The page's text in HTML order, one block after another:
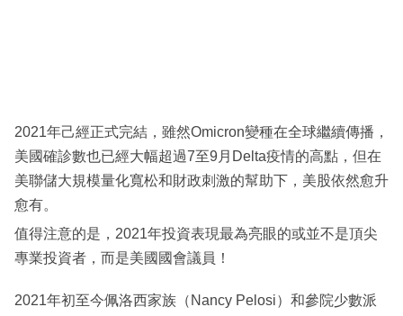
2021年己經正式完結，雖然Omicron變種在全球繼續傳播，
美國確診數也已經大幅超過7至9月Delta疫情的高點，但在
美聯儲大規模量化寬松和財政刺激的幫助下，美股依然愈升
愈有。
值得注意的是，2021年投資表現最為亮眼的或並不是頂尖
專業投資者，而是美國國會議員！
2021年初至今佩洛西家族（Nancy Pelosi）和參院少數派